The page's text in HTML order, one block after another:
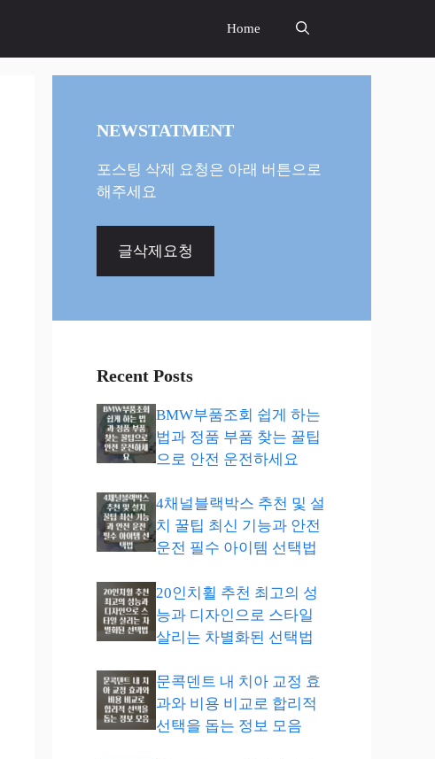
Home
NEWSTATMENT
포스팅 삭제 요청은 아래 버튼으로
해주세요
글삭제요청
Recent Posts
BMW부품조회 쉽게 하는
법과 정품 부품 찾는 꿀팁
으로 안전 운전하세요
4채널블랙박스 추천 및 설
치 꿀팁 최신 기능과 안전
운전 필수 아이템 선택법
20인치휠 추천 최고의 성
능과 디자인으로 스타일
살리는 차별화된 선택법
문콕덴트 내 치아 교정 효
과와 비용 비교로 합리적
선택을 돕는 정보 모음